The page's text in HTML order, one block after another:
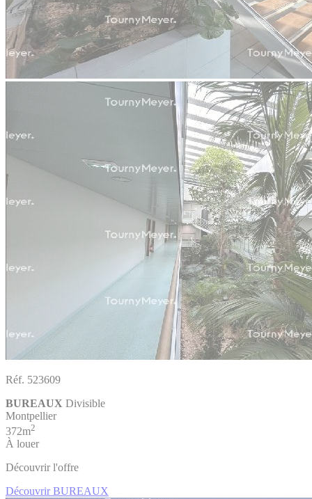
Réf. 523609
BUREAUX Divisible
Montpellier
372m2
À louer
Découvrir l'offre
Découvrir BUREAUX